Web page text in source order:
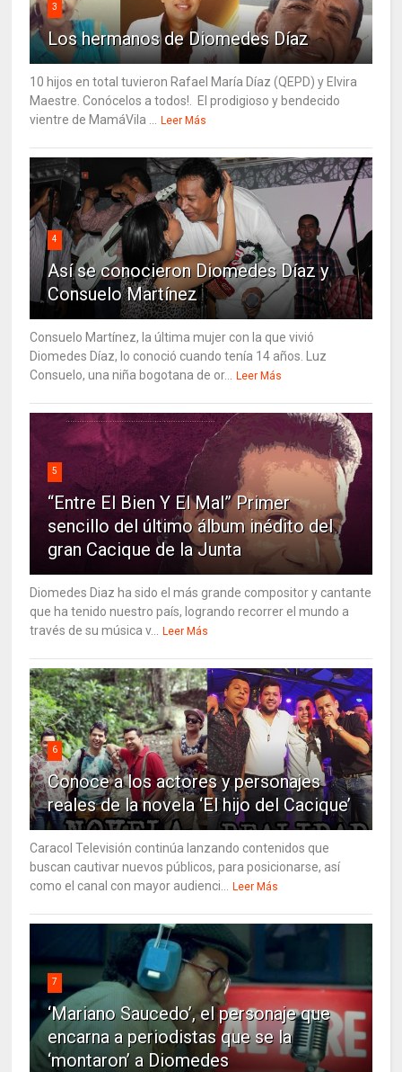
3
Los hermanos de Diomedes Díaz
10 hijos en total tuvieron Rafael María Díaz (QEPD) y Elvira
Maestre. Conócelos a todos!. El prodigioso y bendecido
vientre de MamáVila ...
Leer Más
4
Así se conocieron Diomedes Díaz y
Consuelo Martínez
Consuelo Martínez, la última mujer con la que vivió
Diomedes Díaz, lo conoció cuando tenía 14 años. Luz
Consuelo, una niña bogotana de or...
Leer Más
5
“Entre El Bien Y El Mal” Primer
sencillo del último álbum inédito del
gran Cacique de la Junta
Diomedes Diaz ha sido el más grande compositor y cantante
que ha tenido nuestro país, logrando recorrer el mundo a
través de su música v...
Leer Más
6
Conoce a los actores y personajes
reales de la novela ‘El hijo del Cacique’
Caracol Televisión continúa lanzando contenidos que
buscan cautivar nuevos públicos, para posicionarse, así
como el canal con mayor audienci...
Leer Más
7
‘Mariano Saucedo’, el personaje que
encarna a periodistas que se la
‘montaron’ a Diomedes